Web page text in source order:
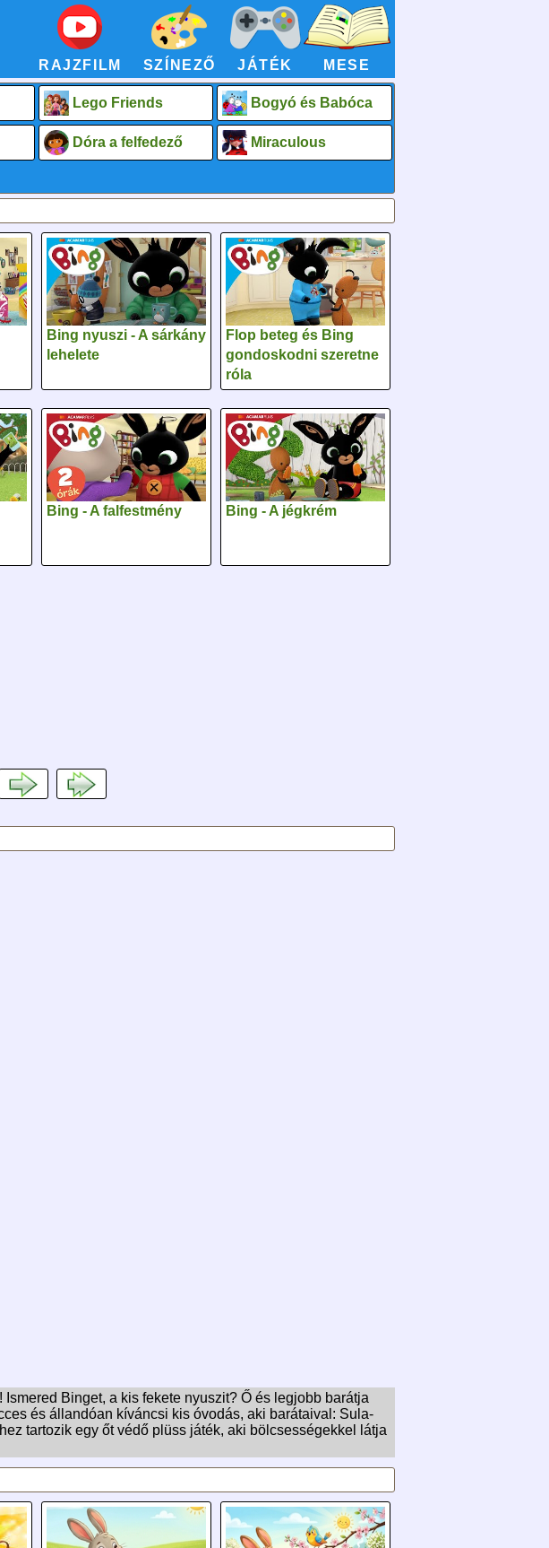
RAJZFILM SZÍNEZŐ JÁTÉK MESE
Lego Friends Bogyó és Babóca
Dóra a felfedező Miraculous
Bing nyuszi - A sárkány
lehelete
Flop beteg és Bing
gondoskodni szeretne
róla
Bing - A falfestmény Bing - A jégkrém
Binget, a kis fekete nyuszit? Ő és legjobb barátja
és állandóan kíváncsi kis óvodás, aki barátaival: Sula-
tartozik egy őt védő plüss játék, aki bölcsességekkel látja